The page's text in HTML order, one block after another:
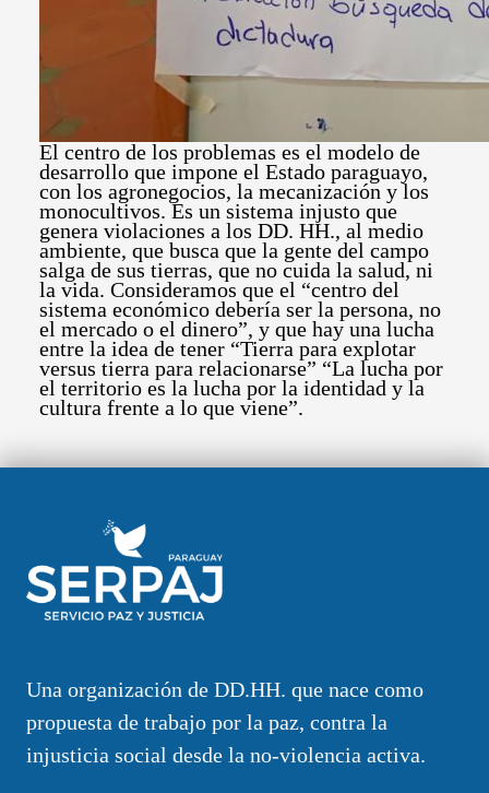
El centro de los problemas es el modelo de
desarrollo que impone el Estado paraguayo,
con los agronegocios, la mecanización y los
monocultivos. Es un sistema injusto que
genera violaciones a los DD. HH., al medio
ambiente, que busca que la gente del campo
salga de sus tierras, que no cuida la salud, ni
la vida. Consideramos que el “centro del
sistema económico debería ser la persona, no
el mercado o el dinero”, y que hay una lucha
entre la idea de tener “Tierra para explotar
versus tierra para relacionarse” “La lucha por
el territorio es la lucha por la identidad y la
cultura frente a lo que viene”.
Una organización de DD.HH. que nace como
propuesta de trabajo por la paz, contra la
injusticia social desde la no-violencia activa.